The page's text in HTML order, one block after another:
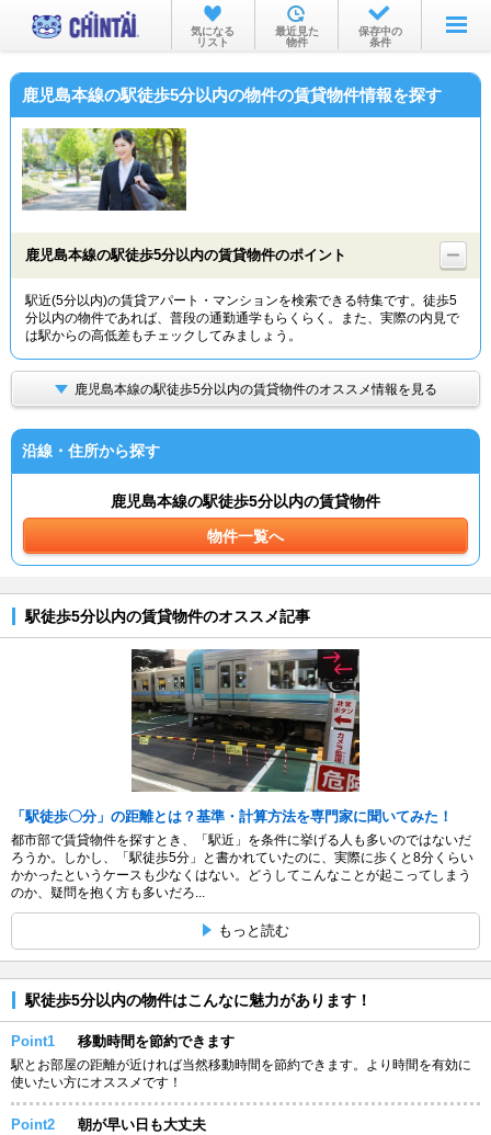
お部屋を探す
沿線・駅から
物件特集から
TOP
気になる
リスト
最近見た
物件
保存中の
条件
鹿児島本線の駅徒歩5分以内の物件の賃貸物件情報を探す
鹿児島本線の駅徒歩5分以内の賃貸物件のポイント
駅近(5分以内)の賃貸アパート・マンションを検索できる特集です。徒歩5
分以内の物件であれば、普段の通勤通学もらくらく。また、実際の内見で
は駅からの高低差もチェックしてみましょう。
鹿児島本線の駅徒歩5分以内の賃貸物件のオススメ情報を見る
沿線・住所から探す
鹿児島本線の駅徒歩5分以内の賃貸物件
物件一覧へ
駅徒歩5分以内の賃貸物件のオススメ記事
「駅徒歩〇分」の距離とは？基準・計算方法を専門家に聞いてみた！
都市部で賃貸物件を探すとき、「駅近」を条件に挙げる人も多いのではないだ
ろうか。しかし、「駅徒歩5分」と書かれていたのに、実際に歩くと8分くらい
かかったというケースも少なくはない。どうしてこんなことが起こってしまう
のか、疑問を抱く方も多いだろ...
もっと読む
駅徒歩5分以内の物件はこんなに魅力があります！
Point1 移動時間を節約できます
駅とお部屋の距離が近ければ当然移動時間を節約できます。より時間を有効に
使いたい方にオススメです！
Point2 朝が早い日も大丈夫